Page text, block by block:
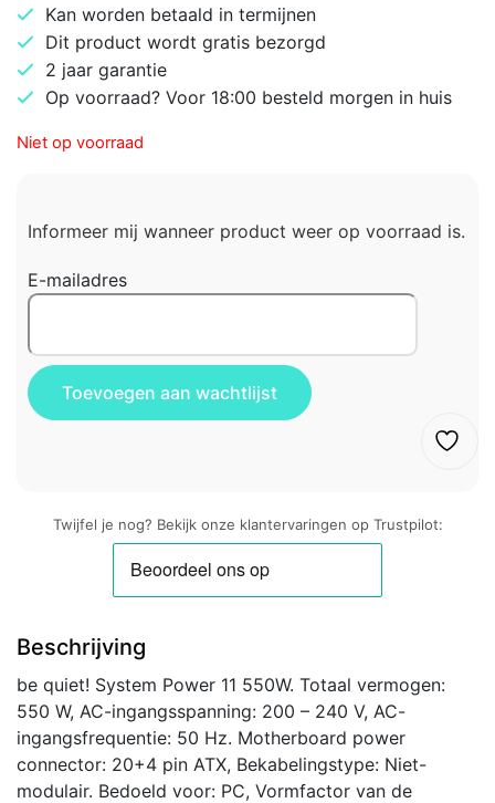
Kan worden betaald in termijnen
Dit product wordt gratis bezorgd
2 jaar garantie
Op voorraad? Voor 18:00 besteld morgen in huis
Niet op voorraad
Informeer mij wanneer product weer op voorraad is.
E-mailadres
Twijfel je nog? Bekijk onze klantervaringen op Trustpilot:
Beschrijving
be quiet! System Power 11 550W. Totaal vermogen:
550 W, AC-ingangsspanning: 200 – 240 V, AC-
ingangsfrequentie: 50 Hz. Motherboard power
connector: 20+4 pin ATX, Bekabelingstype: Niet-
modulair. Bedoeld voor: PC, Vormfactor van de